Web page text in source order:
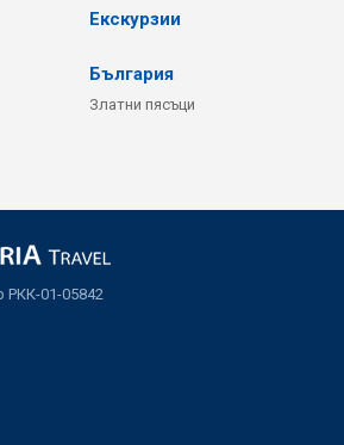
Екскурзии
България
Златни пясъци
РКК-01-05842